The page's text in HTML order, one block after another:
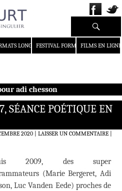
LONGS FESTIVAL FORMAT COURT
FILMS EN LIGNE
Recherche
adi chesson
SÉANCE POÉTIQUE EN
2020 LAISSER UN COMMENTAIRE|
2009, des super
(Marie Bergeret, Adi
Luc Vanden Eede) proches de